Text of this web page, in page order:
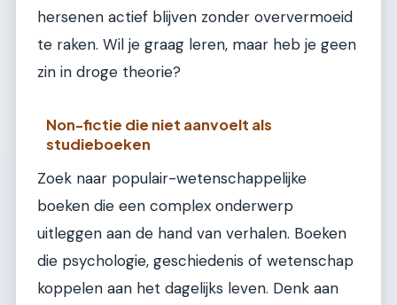
hersenen actief blijven zonder oververmoeid
te raken. Wil je graag leren, maar heb je geen
zin in droge theorie?
Non-fictie die niet aanvoelt als
studieboeken
Zoek naar populair-wetenschappelijke
boeken die een complex onderwerp
uitleggen aan de hand van verhalen. Boeken
die psychologie, geschiedenis of wetenschap
koppelen aan het dagelijks leven. Denk aan